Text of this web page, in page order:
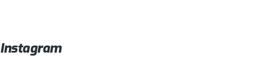
Instagram